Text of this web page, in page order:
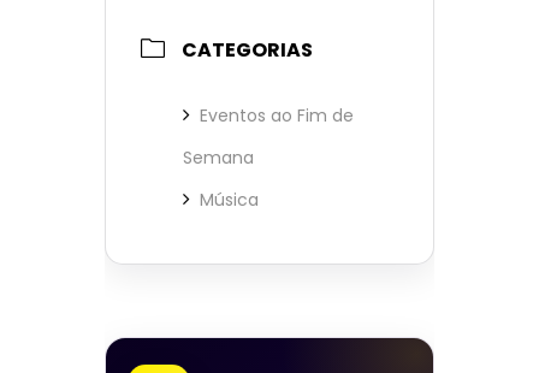
CATEGORIAS
Eventos ao Fim de
Semana
Música